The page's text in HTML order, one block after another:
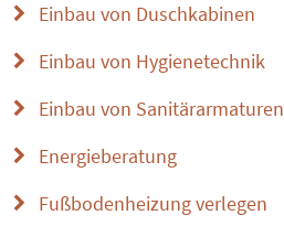
Einbau von Duschkabinen
Einbau von Hygienetechnik
Einbau von Sanitärarmaturen
Energieberatung
Fußbodenheizung verlegen